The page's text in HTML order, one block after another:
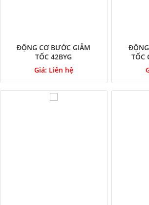
ĐỘNG CƠ BƯỚC GIẢM
TỐC 42BYG
Giá: Liên hệ
TỐC